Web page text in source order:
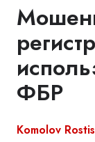
ФБР
Komolov